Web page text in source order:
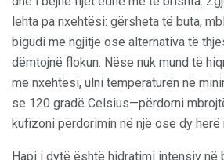
lehta pa nxehtësi: gërsheta të buta,
bigudi me ngjitje ose alternativa të
dëmtojnë flokun. Nëse nuk mund të
me nxehtësi, ulni temperaturën në
se 120 gradë Celsius—përdorni
kufizoni përdorimin në një ose dy herë
Hapi i dytë është hidratimi intensiv në